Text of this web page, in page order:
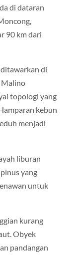
di dataran
90 km dari
di
Malino
topologi yang
kebun
menjadi
liburan
yang
untuk
kurang
Obyek
pandangan